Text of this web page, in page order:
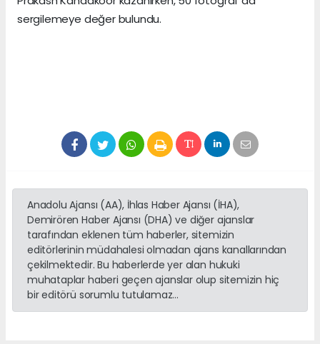
sergilemeye değer bulundu.
Anadolu Ajansı (AA), İhlas Haber Ajansı (İHA),
Demirören Haber Ajansı (DHA) ve diğer ajanslar
tarafından eklenen tüm haberler, sitemizin
editörlerinin müdahalesi olmadan ajans kanallarından
çekilmektedir. Bu haberlerde yer alan hukuki
muhataplar haberi geçen ajanslar olup sitemizin hiç
bir editörü sorumlu tutulamaz...